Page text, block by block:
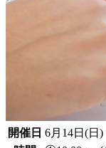
開催日 6月14日(日)